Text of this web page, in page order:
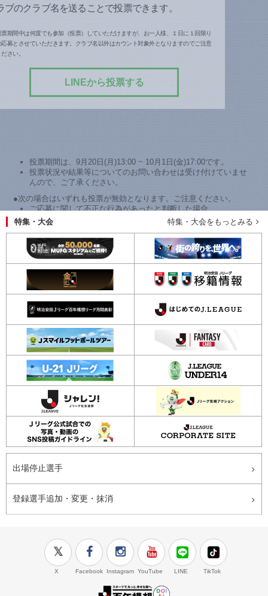
ブのクラブ名を送ることで投票できます。
票期間中は何度でも参加（投票）していただけますが、お一人様、１日に１回限り
応募とさせていただきます。クラブ名以外はカウント対象外となりますのでご注意
さい。
LINEから投票する
投票期間は、9月20日(月)13:00 ~ 10月1日(金)17:00です。
投票状況や結果等についてのお問い合わせは受け付けていませ
んので、ご了承ください。
●次の場合はいずれも投票が無効となります。ご注意ください。
ご応募に関して不正な行為があったと判断した場合
特集・大会
特集・大会をもっとみる
出場停止選手
登録選手追加・変更・抹消
X Facebook Instagram YouTube LINE TikTok